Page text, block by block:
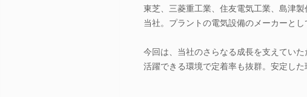
東芝、三菱重工業、住友電気工業、島津
当社。プラントの電気設備のメーカーと
今回は、当社のさらなる成長を支えてい
活躍できる環境で定着率も抜群。安定し